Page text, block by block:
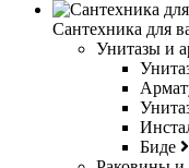
Сантехника для
Унитазы и
Биде